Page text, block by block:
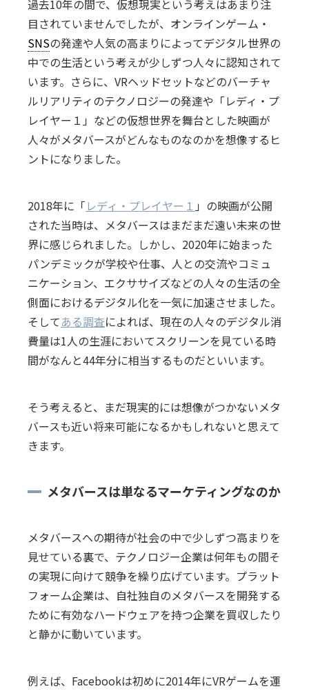
過去10年の間で、仮想現実という考えはあまり注
目されていませんでしたが、オンラインゲーム・
SNSの発達や人気の高まりによってデジタル世界の
中での生活という考えが少しずつ人々に認知されて
います。さらに、VRヘッドセットなどのバーチャ
ルリアリティのテクノロジーの発達や「レディ・プ
レイヤー１」などの仮想世界を舞台とした映画が
人々がメタバースがどんなものなのかを想像するヒ
ントになりました。
2018年に「レディ・プレイヤー１ 」の映画が公開
された当時は、メタバースはまだまだ遠い未来の世
界に感じられました。しかし、2020年に始まった
パンデミックが学校や仕事、人との交流やコミュ
ニケーション、エクササイズなどの人々の生活の全
側面におけるデジタル化を一気に加速させました。
そしてある調査によれば、現在の人々のデジタル消
費量は1人の生涯においてスクリーンを見ている時
間がなんと44年分に相当するものだといいます。
そう考えると、まだ現実的には想像がつかないメタ
バースも近い将来可能になるかもしれないと思えて
きます。
メタバースは単なるマーケティングなのか
メタバースへの期待が社会の中で少しずつ高まりを
見せている裏で、テクノロジー企業は何年もの間そ
の実現に向けて競争を繰り広げています。プラット
フォーム企業は、自社独自のメタバースを開発する
ために有効なハードウェアを持つ企業を買収したり
と静かに動いています。
例えば、Facebookは初めに2014年にVRゲームを運